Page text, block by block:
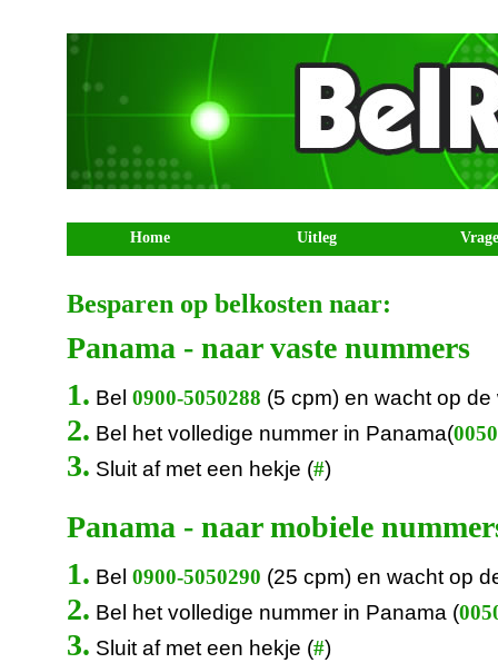
Home Uitleg
Besparen op belkosten naar:
Panama - naar vaste nummers
1. Bel 0900-5050288 (5 cpm) en wacht op
2. Bel het volledige nummer in Panama(
3. Sluit af met een hekje (#)
Panama - naar mobiele
1. Bel 0900-5050290 (25 cpm) en wacht op
2. Bel het volledige nummer in Panama (
3. Sluit af met een hekje (#)